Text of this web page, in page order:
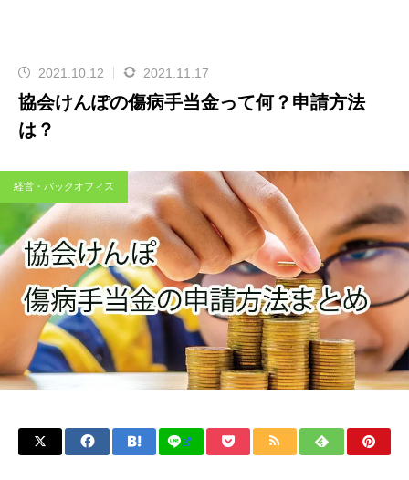
2021.10.12 2021.11.17
協会けんぽの傷病手当金って何？申請方法
は？
経営・バックオフィス